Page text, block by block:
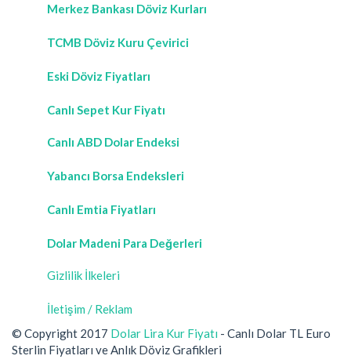
Merkez Bankası Döviz Kurları
TCMB Döviz Kuru Çevirici
Eski Döviz Fiyatları
Canlı Sepet Kur Fiyatı
Canlı ABD Dolar Endeksi
Yabancı Borsa Endeksleri
Canlı Emtia Fiyatları
Dolar Madeni Para Değerleri
Gizlilik İlkeleri
İletişim / Reklam
© Copyright 2017 Dolar Lira Kur Fiyatı - Canlı Dolar TL Euro
Sterlin Fiyatları ve Anlık Döviz Grafikleri